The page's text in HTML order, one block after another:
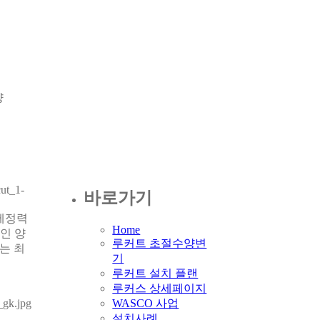
정력
양
최
바로가기
Home
루커트 초절수양변
기
루커트 설치 플랜
루커스 상세페이지
WASCO 사업